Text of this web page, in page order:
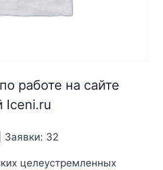
работе на сайте
Iceni.ru
Заявки: 32
целеустремленных